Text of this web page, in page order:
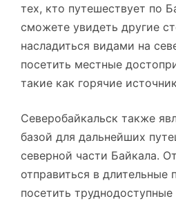
тех, кто путешествует по
сможете увидеть другие
насладиться видами на
посетить местные
такие как горячие
Северобайкальск также
базой для дальнейших
северной части Байкала.
отправиться в длительные
посетить